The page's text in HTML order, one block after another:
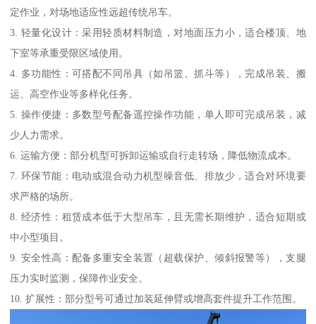
定作业，对场地适应性远超传统吊车。
3. 轻量化设计：采用轻质材料制造，对地面压力小，适合楼顶、地
下室等承重受限区域使用。
4. 多功能性：可搭配不同吊具（如吊篮、抓斗等），完成吊装、搬
运、高空作业等多样化任务。
5. 操作便捷：多数型号配备遥控操作功能，单人即可完成吊装，减
少人力需求。
6. 运输方便：部分机型可拆卸运输或自行走转场，降低物流成本。
7. 环保节能：电动或混合动力机型噪音低、排放少，适合对环境要
求严格的场所。
8. 经济性：租赁成本低于大型吊车，且无需长期维护，适合短期或
中小型项目。
9. 安全性高：配备多重安全装置（超载保护、倾斜报警等），支腿
压力实时监测，保障作业安全。
10. 扩展性：部分型号可通过加装延伸臂或增高套件提升工作范围。